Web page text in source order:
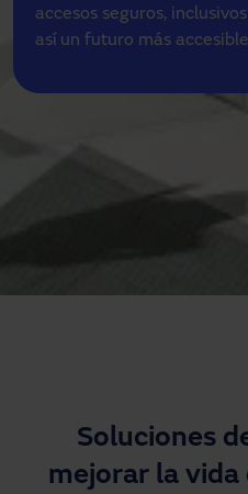
¿Necesitas asistencia?
Descargas
Mi área
accesos seguros,
así un futuro más
Soluciones
mejorar la vida